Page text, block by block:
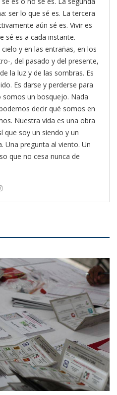
ser lo que sé es. La tercera
aún sé es. Vivir es
sé es a cada instante.
y en las entrañas, en los
, del pasado y del presente,
la luz y de las sombras. Es
Es darse y perderse para
somos un bosquejo. Nada
decir qué somos en
Nuestra vida es una obra
que soy un siendo y un
Una pregunta al viento. Un
que no cesa nunca de